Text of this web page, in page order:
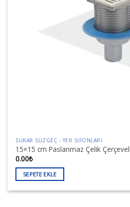
SUKAR SÜZGEÇ - YER SIFONLARI
15×15 cm Paslanmaz Çelik Çerçeveli
0.00₺
SEPETE EKLE